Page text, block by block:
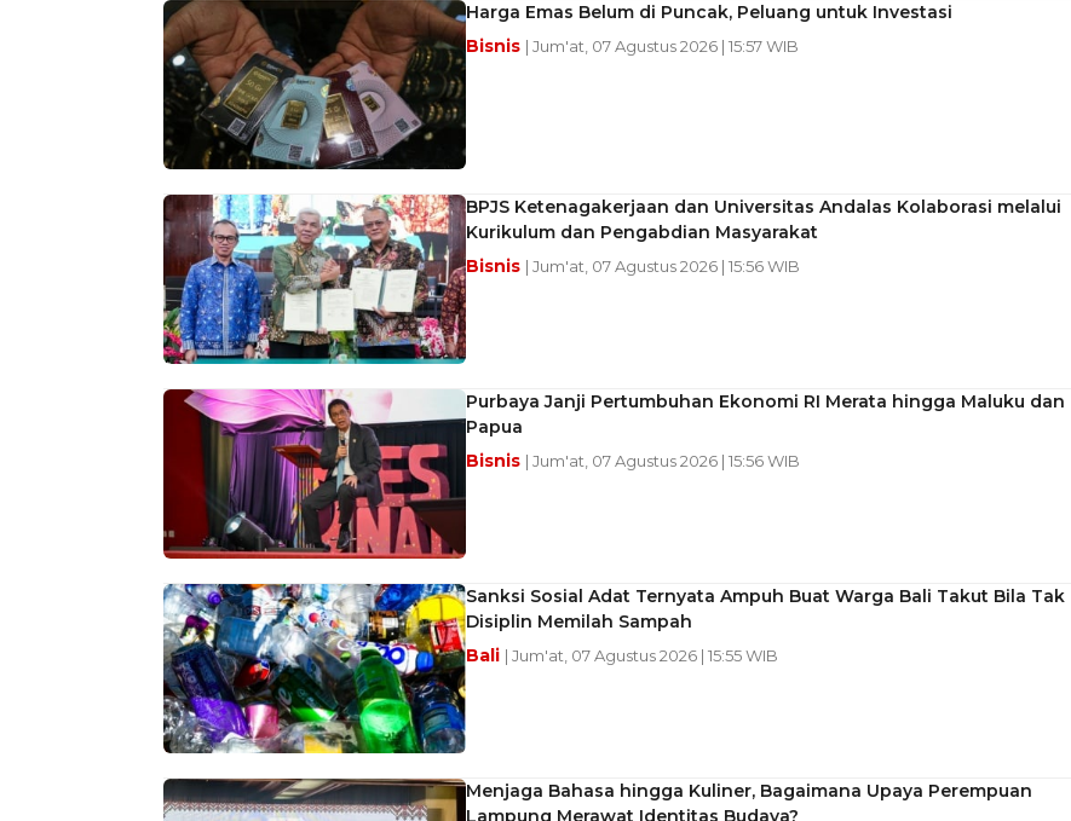
Harga Emas Belum di Puncak, Peluang untuk Investasi
Bisnis | Jum'at, 07 Agustus 2026 | 15:57 WIB
BPJS Ketenagakerjaan dan Universitas Andalas Kolaborasi melalui
Kurikulum dan Pengabdian Masyarakat
Bisnis | Jum'at, 07 Agustus 2026 | 15:56 WIB
Purbaya Janji Pertumbuhan Ekonomi RI Merata hingga Maluku dan
Papua
Bisnis | Jum'at, 07 Agustus 2026 | 15:56 WIB
Sanksi Sosial Adat Ternyata Ampuh Buat Warga Bali Takut Bila Tak
Disiplin Memilah Sampah
Bali | Jum'at, 07 Agustus 2026 | 15:55 WIB
Menjaga Bahasa hingga Kuliner, Bagaimana Upaya Perempuan
Lampung Merawat Identitas Budaya?